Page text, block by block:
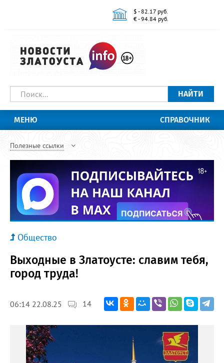
$ - 82.17 руб.
€ - 94.84 руб.
НАЙТИ
МЕНЮ СПРАВОЧНИК
Полезные ссылки
Общество
Выходные в Златоусте: славим тебя,
город труда!
06:14 22.08.25 14